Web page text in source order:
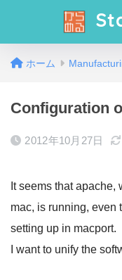
ホーム
Configuration
2012年10月27日
It seems that
mac, is running, even
setting up in macport.
I want to unify the